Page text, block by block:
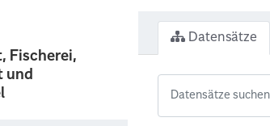
Fischerei,
und
Datensätze